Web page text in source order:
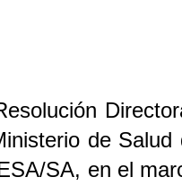
de
SA, en el